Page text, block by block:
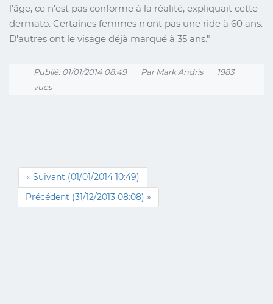
l'âge, ce n'est pas conforme à la réalité, expliquait cette
dermato. Certaines femmes n'ont pas une ride à 60 ans.
D'autres ont le visage déjà marqué à 35 ans."
Publié: 01/01/2014 08:49 Par Mark Andris
1983
vues
« Suivant (01/01/2014 10:49)
Précédent (31/12/2013 08:08) »